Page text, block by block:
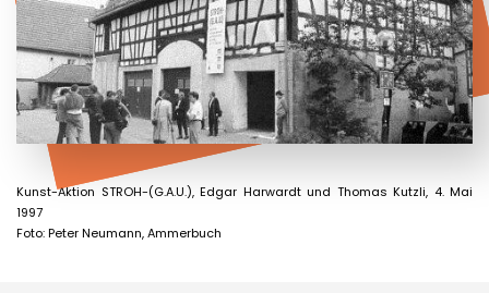
Kunst-Aktion STROH-(G.A.U.), Edgar Harwardt und Thomas Kutzli, 4. Mai
1997
Foto: Peter Neumann, Ammerbuch